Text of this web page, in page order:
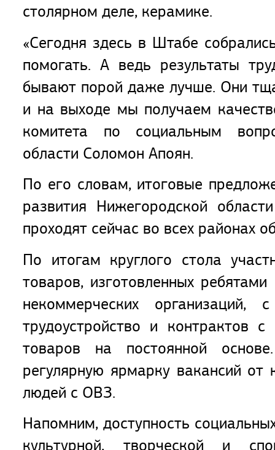
столярном деле, керамике.
«Сегодня здесь в Штабе
помогать. А ведь результаты
бывают порой даже лучше. Они
и на выходе мы получаем
комитета по социальным
области Соломон Апоян.
По его словам, итоговые
развития Нижегородской
проходят сейчас во всех районах
По итогам круглого стола
товаров, изготовленных
некоммерческих
трудоустройство и контрактов
товаров на постоянной
регулярную ярмарку вакансий
людей с ОВЗ.
Напомним, доступность
культурной, творческой и